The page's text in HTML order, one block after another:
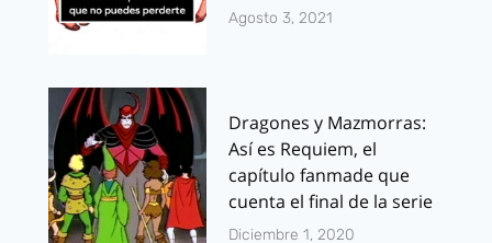
Agosto 3, 2021
Dragones y Mazmorras:
Así es Requiem, el
capítulo fanmade que
cuenta el final de la serie
Diciembre 1, 2020